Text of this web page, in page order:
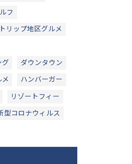
フ
リップ地区グルメ
グ ダウンタウン
ハンバーガー
リゾートフィー
型コロナウィルス